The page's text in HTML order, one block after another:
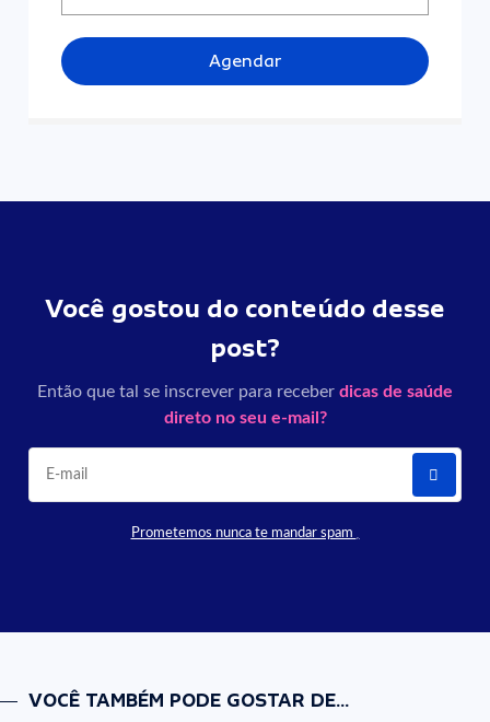
Agendar
Você gostou do conteúdo desse
post?
Então que tal se inscrever para receber dicas de saúde
direto no seu e-mail?
Prometemos nunca te mandar spam
VOCÊ TAMBÉM PODE GOSTAR DE...